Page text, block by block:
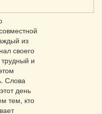
из
своего
и
Слова
день
тем, кто